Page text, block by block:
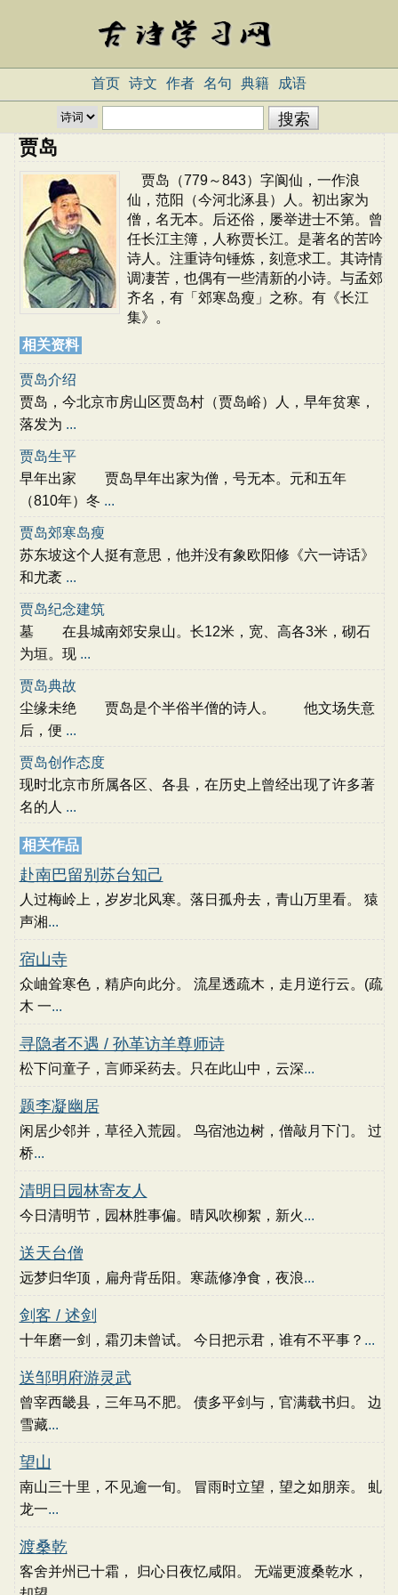
首页 诗文 作者 名句 典籍 成语
贾岛
贾岛（779～843）字阆仙，一作浪
仙，范阳（今河北涿县）人。初出家为
僧，名无本。后还俗，屡举进士不第。曾
任长江主簿，人称贾长江。是著名的苦吟
诗人。注重诗句锤炼，刻意求工。其诗情
调凄苦，也偶有一些清新的小诗。与孟郊
齐名，有「郊寒岛瘦」之称。有《长江
集》。
相关资料
贾岛介绍
贾岛，今北京市房山区贾岛村（贾岛峪）人，早年贫寒，
落发为 ...
贾岛生平
早年出家 贾岛早年出家为僧，号无本。元和五年
（810年）冬 ...
贾岛郊寒岛瘦
苏东坡这个人挺有意思，他并没有象欧阳修《六一诗话》
和尤袤 ...
贾岛纪念建筑
墓 在县城南郊安泉山。长12米，宽、高各3米，砌石
为垣。现 ...
贾岛典故
尘缘未绝 贾岛是个半俗半僧的诗人。 他文场失意
后，便 ...
贾岛创作态度
现时北京市所属各区、各县，在历史上曾经出现了许多著
名的人 ...
相关作品
赴南巴留别苏台知己
人过梅岭上，岁岁北风寒。落日孤舟去，青山万里看。 猿
声湘...
宿山寺
众岫耸寒色，精庐向此分。 流星透疏木，走月逆行云。(疏
木 一...
寻隐者不遇 / 孙革访羊尊师诗
松下问童子，言师采药去。只在此山中，云深...
题李凝幽居
闲居少邻并，草径入荒园。 鸟宿池边树，僧敲月下门。 过
桥...
清明日园林寄友人
今日清明节，园林胜事偏。晴风吹柳絮，新火...
送天台僧
远梦归华顶，扁舟背岳阳。寒蔬修净食，夜浪...
剑客 / 述剑
十年磨一剑，霜刃未曾试。 今日把示君，谁有不平事？ ...
送邹明府游灵武
曾宰西畿县，三年马不肥。 债多平剑与，官满载书归。 边
雪藏...
望山
南山三十里，不见逾一旬。 冒雨时立望，望之如朋亲。 虬
龙一...
渡桑乾
客舍并州已十霜， 归心日夜忆咸阳。 无端更渡桑乾水，